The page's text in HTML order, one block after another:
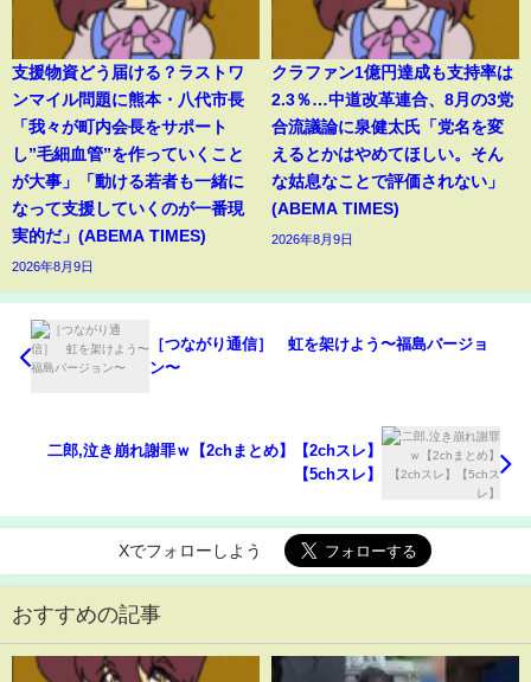
支援物資どう届ける？ラストワ
ンマイル問題に熊本・八代市長
「我々が町内会長をサポート
し”毛細血管”を作っていくこと
が大事」「動ける若者も一緒に
なって支援していくのが一番現
実的だ」(ABEMA TIMES)
2026年8月9日
クラファン1億円達成も支持率は
2.3％…中道改革連合、8月の3党
合流議論に泉健太氏「党名を変
えるとかはやめてほしい。そん
な姑息なことで評価されない」
(ABEMA TIMES)
2026年8月9日
［つながり通信］ 虹を架けよう〜福島バージョ
ン〜
二郎,泣き崩れ謝罪ｗ【2chまとめ】【2chスレ】
【5chスレ】
Xでフォローしよう
おすすめの記事